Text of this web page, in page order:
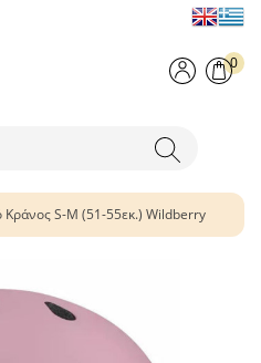
0
Κράνος S-M (51-55εκ.) Wildberry